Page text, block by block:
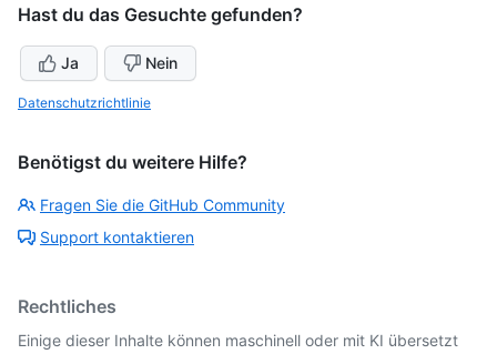
Hast du das Gesuchte gefunden?
Ja Nein
Datenschutzrichtlinie
Benötigst du weitere Hilfe?
Fragen Sie die GitHub Community
Support kontaktieren
Rechtliches
Einige dieser Inhalte können maschinell oder mit KI übersetzt